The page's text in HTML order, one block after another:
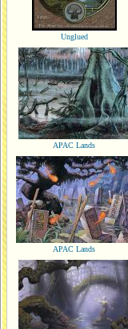
Unglued
APAC Lands
APAC Lands